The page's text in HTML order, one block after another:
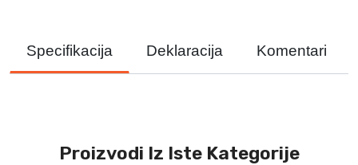
Specifikacija Deklaracija Komentari
Proizvodi Iz Iste Kategorije